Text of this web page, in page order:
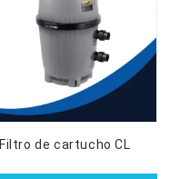
Filtro de cartucho CL